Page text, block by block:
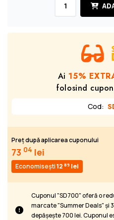
Ai 15%
folosind
Cod:
Preț după aplicarea cuponului
73 04 lei
Economisești12 89 lei
Cuponul "SD700" oferă o
marcate "Summer Deals" și
depășește 700 lei. Cuponul